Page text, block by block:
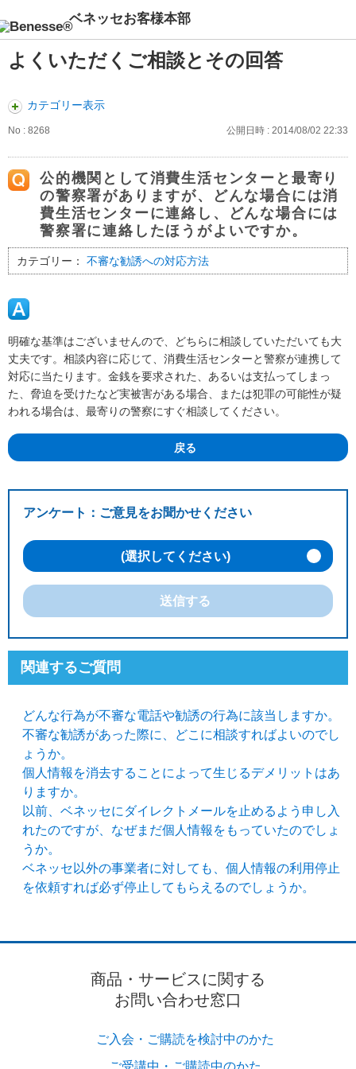
ベネッセお客様本部
よくいただくご相談とその回答
カテゴリー表示
No : 8268 公開日時 : 2014/08/02 22:33
公的機関として消費生活センターと最寄り
の警察署がありますが、どんな場合には消
費生活センターに連絡し、どんな場合には
警察署に連絡したほうがよいですか。
カテゴリー： 不審な勧誘への対応方法
明確な基準はございませんので、どちらに相談していただいても大
丈夫です。相談内容に応じて、消費生活センターと警察が連携して
対応に当たります。金銭を要求された、あるいは支払ってしまっ
た、脅迫を受けたなど実被害がある場合、または犯罪の可能性が疑
われる場合は、最寄りの警察にすぐ相談してください。
戻る
アンケート：ご意見をお聞かせください
(選択してください)
送信する
関連するご質問
どんな行為が不審な電話や勧誘の行為に該当しますか。
不審な勧誘があった際に、どこに相談すればよいのでし
ょうか。
個人情報を消去することによって生じるデメリットはあ
りますか。
以前、ベネッセにダイレクトメールを止めるよう申し入
れたのですが、なぜまだ個人情報をもっていたのでしょ
うか。
ベネッセ以外の事業者に対しても、個人情報の利用停止
を依頼すれば必ず停止してもらえるのでしょうか。
商品・サービスに関する
お問い合わせ窓口
ご入会・ご購読を検討中のかた
ご受講中・ご購読中のかた